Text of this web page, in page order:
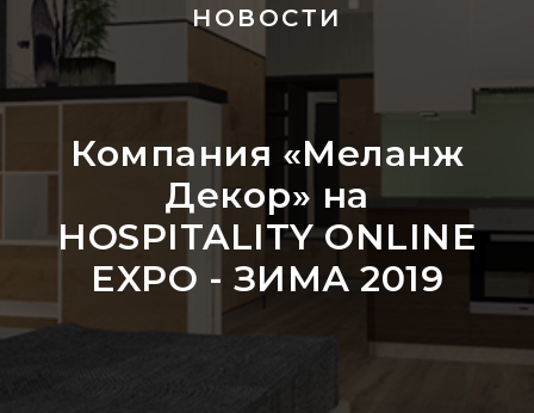
НОВОСТИ
Компания «Меланж
Декор» на
HOSPITALITY ONLINE
EXPO - ЗИМА 2019